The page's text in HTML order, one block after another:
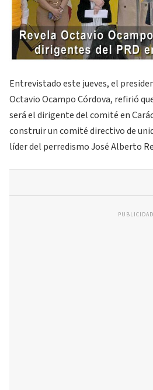
Entrevistado este jueves, el
Octavio Ocampo Córdova, refirió
será el dirigente del comité en
construir un comité directivo de
líder del perredismo José Alberto
PUBLICIDAD